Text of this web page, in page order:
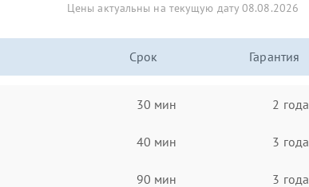
Цены актуальны на текущую дату 08.08.2026
Срок Гарантия
30 мин 2 года
40 мин 3 года
90 мин 3 года